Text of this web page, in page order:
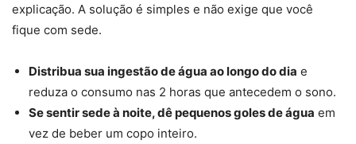
explicação. A solução é simples e não exige que você
fique com sede.
Distribua sua ingestão de água ao longo do dia e
reduza o consumo nas 2 horas que antecedem o sono.
Se sentir sede à noite, dê pequenos goles de água em
vez de beber um copo inteiro.